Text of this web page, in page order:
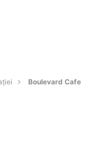
Boulevard Cafe